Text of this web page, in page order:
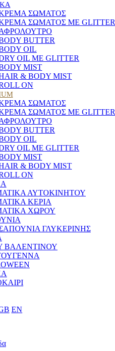
ΣΩΜΑΤΟΣ
ΣΩΜΑΤΟΣ ΜΕ GLITTER
BUTTER
OIL
OIL ΜΕ GLITTER
MIST
& BODY MIST
ON
ΣΩΜΑΤΟΣ
ΣΩΜΑΤΟΣ ΜΕ GLITTER
BUTTER
OIL
OIL ΜΕ GLITTER
MIST
& BODY MIST
ON
ΑΥΤΟΚΙΝΗΤΟΥ
ΚΕΡΙΑ
ΧΩΡΟΥ
ΓΛΥΚΕΡΙΝΗΣ
ΒΑΛΕΝΤΙΝΟΥ
EN